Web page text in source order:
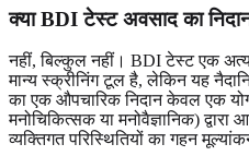
क्या BDI टेस्ट अवसाद का
नहीं, बिल्कुल नहीं। BDI टेस्ट एक
मान्य स्क्रीनिंग टूल है, लेकिन यह
का एक औपचारिक निदान केवल एक
मनोचिकित्सक या मनोवैज्ञानिक)
व्यक्तिगत परिस्थितियों का गहन